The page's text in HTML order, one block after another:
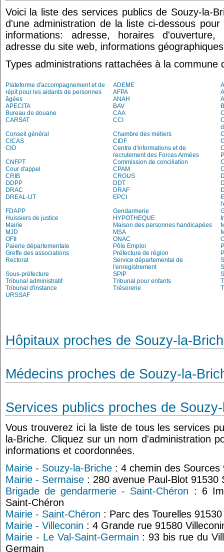
Voici la liste des services publics de Souzy-la-
d'une administration de la liste ci-dessous
informations: adresse, horaires
adresse du site web, informations
Types administrations rattachées à la commune
Plateforme d'accompagnement et de
répit pour les aidants de personnes
âgées
ADEME
AFPA
ANAH
APECITA
BAV
Bureau de douane
CAA
CARSAT
CCI
Conseil général
Chambre des métiers
CICAS
CIDF
CIO
Centre d'informations et de
recrutement des Forces Armées
CNFPT
Commission de conciliation
Cour d'appel
CPAM
CRIB
CROUS
DDPP
DDT
DRAC
DRAF
DREAL-UT
EPCI
FDAPP
Gendarmerie
Huissiers de justice
HYPOTHEQUE
Mairie
Maison des personnes handicapées
MJD
MSA
OFII
ONAC
Paierie départementale
Pôle Emploi
Greffe des associations
Préfecture de région
Rectorat
Service départemental de
l'enregistrement
Sous-préfecture
SPIP
Tribunal administratif
Tribunal pour enfants
Tribunal d'instance
Trésorerie
URSSAF
Hôpitaux proches de Souzy-la-
Médecins proches de Souzy-la-
Services publics proches de
Vous trouverez ici la liste de tous les services
la-Briche. Cliquez sur un nom d'administration
informations et coordonnées.
Mairie - Souzy-la-Briche : 4 chemin des
Mairie - Sermaise : 280 avenue Paul-Blot 91530
Brigade de gendarmerie - Saint-Chéron : 6
Saint-Chéron
Mairie - Saint-Chéron : Parc des Tourelles
Mairie - Villeconin : 4 Grande rue 91580
Mairie - Le Val-Saint-Germain : 93 bis rue du
Germain